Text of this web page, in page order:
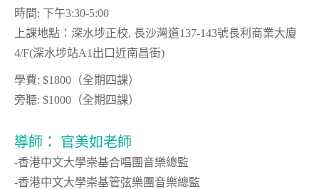
時間: 下午3:30-5:00
上課地點：深水埗正校, 長沙灣道137-143號長利商業大廈
4/F(深水埗站A1出口近南昌街)
學費: $1800（全期四課）
旁聽: $1000（全期四課）
導師： 官美如老師
-香港中文大學崇基合唱團音樂總監
-香港中文大學崇基管弦樂團音樂總監